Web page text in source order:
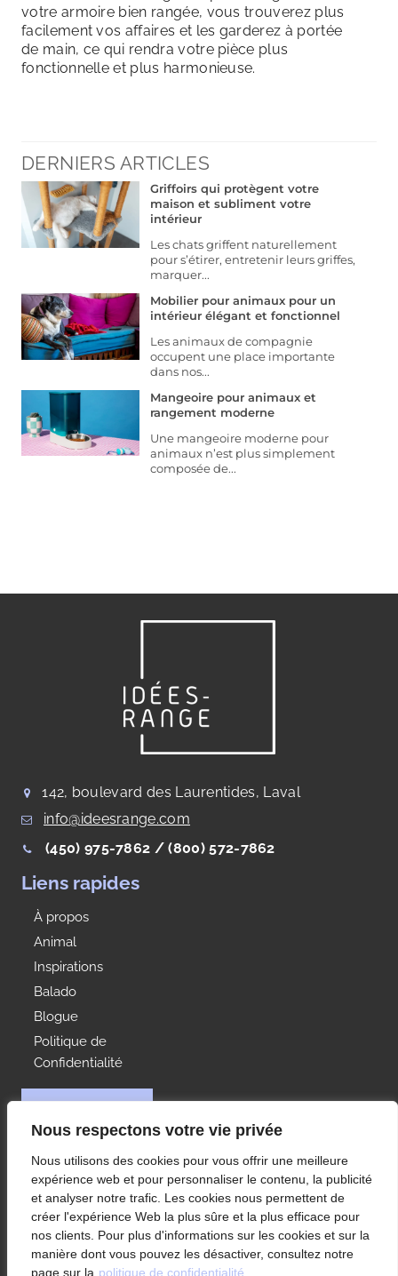
Nous respectons votre vie privée
Nous utilisons des cookies pour vous offrir une meilleure
expérience web et pour personnaliser le contenu, la publicité
et analyser notre trafic. Les cookies nous permettent de
créer l'expérience Web la plus sûre et la plus efficace pour
nos clients. Pour plus d'informations sur les cookies et sur la
manière dont vous pouvez les désactiver, consultez notre
page sur la politique de confidentialité.
votre armoire bien rangée, vous trouverez plus
facilement vos affaires et les garderez à portée
de main, ce qui rendra votre pièce plus
fonctionnelle et plus harmonieuse.
DERNIERS ARTICLES
Griffoirs qui protègent votre
maison et subliment votre
intérieur
Les chats griffent naturellement
pour s’étirer, entretenir leurs griffes,
marquer...
Mobilier pour animaux pour un
intérieur élégant et fonctionnel
Les animaux de compagnie
occupent une place importante
dans nos...
Mangeoire pour animaux et
rangement moderne
Une mangeoire moderne pour
animaux n’est plus simplement
composée de...
142, boulevard des Laurentides, Laval
info@ideesrange.com
(450) 975-7862 / (800) 572-7862
Liens rapides
À propos
Animal
Inspirations
Balado
Blogue
Politique de
Confidentialité
À votre service depuis 1992, Les Rangements Idées-
Range est votre partenaire de choix pour
l’aménagement des rangements de votre condo ou
maison à Montréal et ses environs.